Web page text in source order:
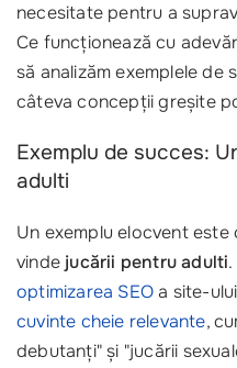
necesitate pentru a
Ce funcționează cu
să analizăm exemplele de
câteva concepții greșite
Exemplu de succes:
adulti
Un exemplu elocvent
vinde jucării pentru adulti
optimizarea SEOa site-
cuvinte cheie relevante,
debutanți" și "jucării